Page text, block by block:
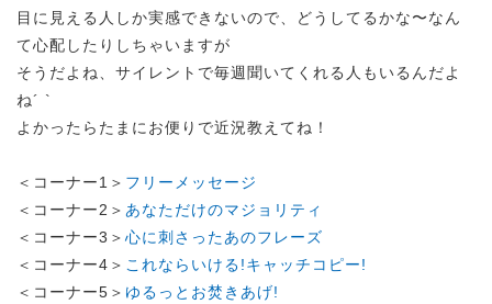
目に見える人しか実感できないので、どうしてるかな〜なん
て心配したりしちゃいますが
そうだよね、サイレントで毎週聞いてくれる人もいるんだよ
ね´ `
よかったらたまにお便りで近況教えてね！
＜コーナー1＞ フリーメッセージ
＜コーナー2＞ あなただけのマジョリティ
＜コーナー3＞ 心に刺さったあのフレーズ
＜コーナー4＞ これならいける!キャッチコピー!
＜コーナー5＞ ゆるっとお焚きあげ!